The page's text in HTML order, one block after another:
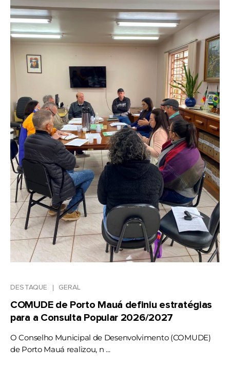
DESTAQUE GERAL
COMUDE de Porto Mauá definiu estratégias
para a Consulta Popular 2026/2027
O Conselho Municipal de Desenvolvimento (COMUDE)
de Porto Mauá realizou, n ...